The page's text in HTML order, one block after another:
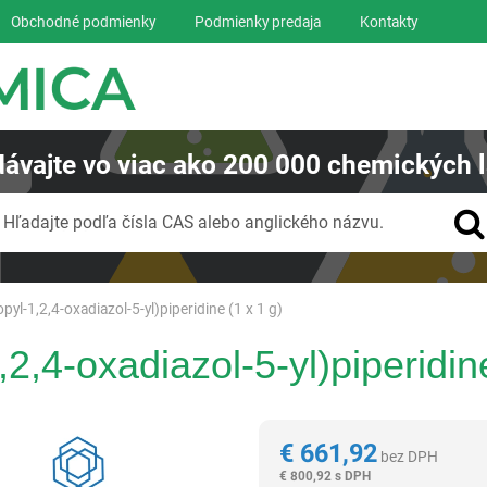
1,2,4-oxadiazol-5-yl)piperidine (1 x 1 g)
oxadiazol-5-
€661,92 bez DPH
€ 800,92 s DPH
Obchodné podmienky Podmienky predaja Kontakty
vo viac ako200 000 chemických
Hľadajte podľa čísla CAS alebo anglického názvu.